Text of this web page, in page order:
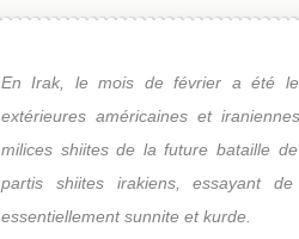
En Irak, le mois de février a été le
extérieures américaines et
milices shiites de la future bataille
partis shiites irakiens, essayant
essentiellement sunnite et kurde.